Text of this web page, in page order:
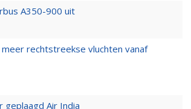
A350-900 uit
rechtstreekse vluchten vanaf
geplaagd Air India